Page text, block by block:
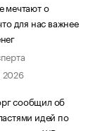
мечтают о
для нас важнее
2026
сообщил об
идей по